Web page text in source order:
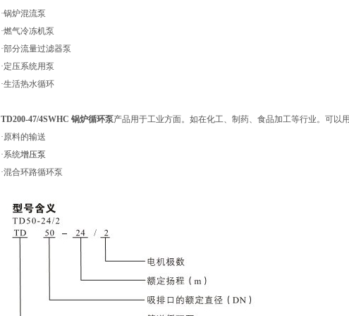
·锅炉混流泵
·燃气冷冻机泵
·部分流量过滤器泵
·定压系统用泵
·生活热水循环
TD200-47/4SWHC 锅炉循环泵产品用于工业方面。如在化工、制药、食品加工等行业。可以
·原料的输送
·系统增压泵
·混合环路循环泵